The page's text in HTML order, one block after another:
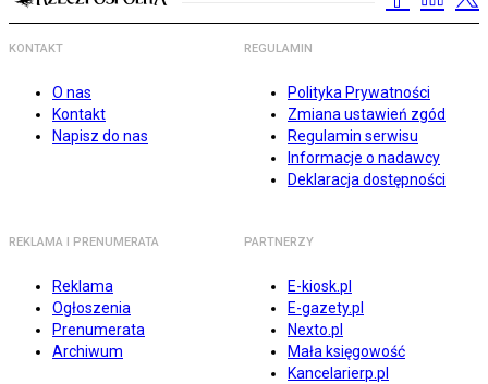
KONTAKT
O nas
Kontakt
Napisz do nas
REGULAMIN
Polityka Prywatności
Zmiana ustawień zgód
Regulamin serwisu
Informacje o nadawcy
Deklaracja dostępności
REKLAMA I PRENUMERATA
Reklama
Ogłoszenia
Prenumerata
Archiwum
PARTNERZY
E-kiosk.pl
E-gazety.pl
Nexto.pl
Mała księgowość
Kancelarierp.pl